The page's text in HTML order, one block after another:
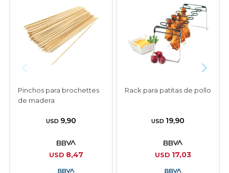
Pinchos para brochettes
de madera
USD 9,90
USD 8,47
Rack para patitas de pollo
USD 19,90
USD 17,03